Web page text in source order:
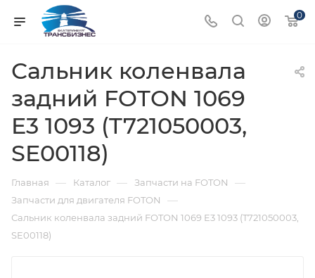
0
Сальник коленвала
задний FOTON 1069
E3 1093 (T721050003,
SE00118)
Главная — Каталог — Запчасти на FOTON —
Запчасти для двигателя FOTON —
Сальник коленвала задний FOTON 1069 E3 1093 (T721050003,
SE00118)